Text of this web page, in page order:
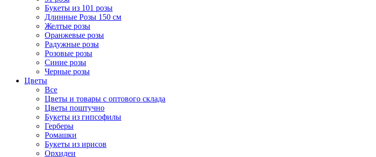
Букеты из 101 розы
Длинные Розы 150 см
Желтые розы
Оранжевые розы
Радужные розы
Розовые розы
Синие розы
Черные розы
Цветы
Все
Цветы и товары с оптового склада
Цветы поштучно
Букеты из гипсофилы
Герберы
Ромашки
Букеты из ирисов
Орхидеи